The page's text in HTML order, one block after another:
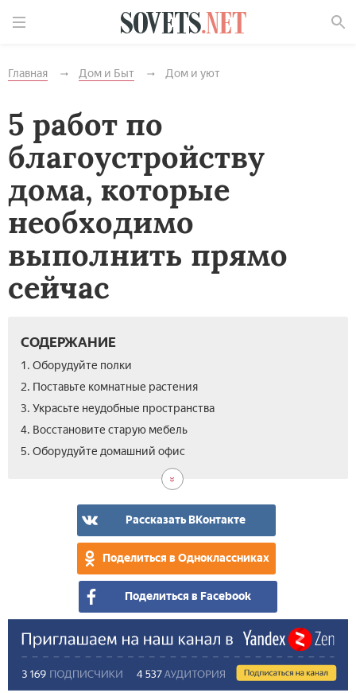
Главная Дом и Быт Дом и уют
5 работ по
благоустройству
дома, которые
необходимо
выполнить прямо
сейчас
СОДЕРЖАНИЕ
1. Оборудуйте полки
2. Поставьте комнатные растения
3. Украсьте неудобные пространства
4. Восстановите старую мебель
5. Оборудуйте домашний офис
Рассказать ВКонтакте
Поделиться в Одноклассниках
Поделиться в Facebook